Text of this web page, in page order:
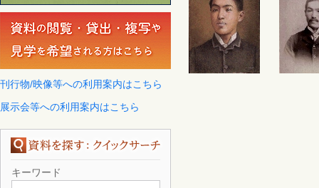
刊行物/映像等への利用案内はこちら
展示会等への利用案内はこちら
キーワード